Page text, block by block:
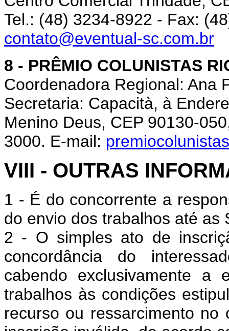
Tel.: (48) 3234-8922 - Fax:
contato@eventual-sc.com.br
8 - PRÊMIO COLUNISTAS
Coordenadora Regional: Ana
Secretaria: Capacità, à
Menino Deus, CEP 90130-
3000. E-mail:
VIII - OUTRAS
1 - É do concorrente a
do envio dos trabalhos até as
2 - O simples ato de
concordância do
cabendo exclusivamente a
trabalhos às condições
recurso ou ressarcimento